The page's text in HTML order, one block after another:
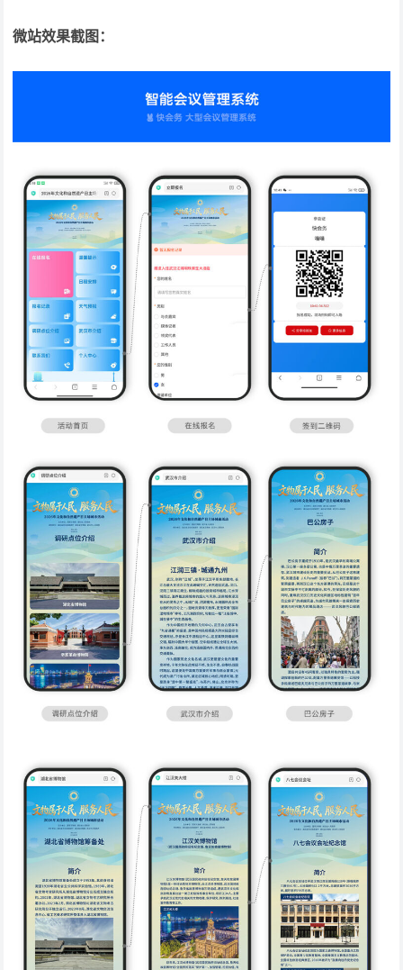
微站效果截图：